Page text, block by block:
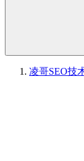
凌哥SEO技